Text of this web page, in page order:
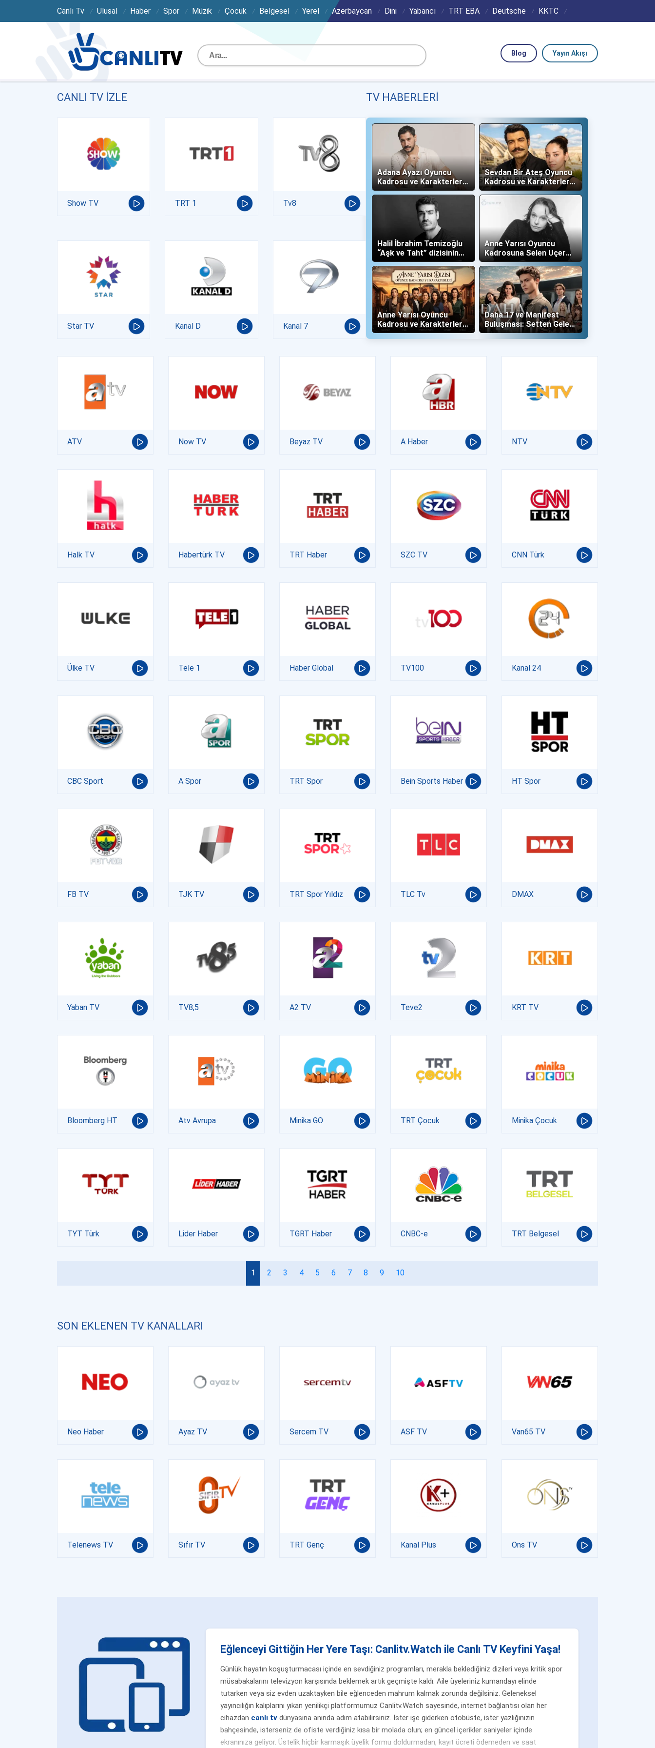
Canlı Tv Ulusal Haber Spor Müzik Çocuk Belgesel Yerel Azerbaycan Dini Yabancı TRT EBA Deutsche KKTC
Yayın Akışı
Blog
CANLI TV IZLE
Show TV TRT 1 Tv8
Star TV Kanal D Kanal 7
TV HABERLERI
Adana Ayazı Oyuncu
Kadrosu ve Karakterleri
(Now TV)
Sevdan Bir Ateş Oyuncu
Kadrosu ve Karakterleri
(Show TV)
Halil İbrahim Temizoğlu
“Aşk ve Taht” dizisinin
Yalboğan'ı Oldu
Anne Yarısı Oyuncu
Kadrosuna Selen Uçer
"Altın" Karakteri İle Dahil
Oldu!
Anne Yarısı Oyuncu
Kadrosu ve Karakterleri
(Now TV)
Daha 17 ve Manifest
Buluşması: Setten Gelen
İlk Kareler Büyüledi!
ATV Now TV Beyaz TV A Haber NTV
Halk TV Habertürk TV TRT Haber SZC TV CNN Türk
Ülke TV Tele 1 Haber Global TV100 Kanal 24
CBC Sport A Spor TRT Spor Bein Sports Haber HT Spor
FB TV TJK TV TRT Spor Yıldız TLC Tv DMAX
Yaban TV TV8,5 A2 TV Teve2 KRT TV
Bloomberg HT Atv Avrupa Minika GO TRT Çocuk Minika Çocuk
TYT Türk Lider Haber TGRT Haber CNBC-e TRT Belgesel
1 2 3 4 5 6 7 8 9 10
SON EKLENEN TV KANALLARI
Neo Haber Ayaz TV Sercem TV ASF TV Van65 TV
Telenews TV Sıfır TV TRT Genç Kanal Plus Ons TV
Eğlenceyi Gittiğin Her Yere Taşı: Canlitv.Watch ile Canlı TV Keyfini Yaşa!
Günlük hayatın koşuşturmacası içinde en sevdiğiniz programları, merakla beklediğiniz dizileri veya kritik spor
müsabakalarını televizyon karşısında beklemek artık geçmişte kaldı. Aile üyeleriniz kumandayı elinde
tutarken veya siz evden uzaktayken bile eğlenceden mahrum kalmak zorunda değilsiniz. Geleneksel
yayıncılığın kalıplarını yıkan yenilikçi platformumuz Canlitv.Watch sayesinde, internet bağlantısı olan her
cihazdan canlı tv dünyasına anında adım atabilirsiniz. İster işe giderken otobüste, ister yazlığınızın
bahçesinde, isterseniz de ofiste verdiğiniz kısa bir molada olun; en güncel içerikler saniyeler içinde
ekranınıza geliyor. Üstelik hiçbir karmaşık üyelik formu doldurmadan, kayıt ücreti ödemeden ve saat